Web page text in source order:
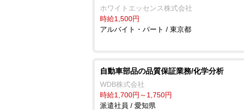
ホワイトエッセンス株式会社
時給1,500円
アルバイト・パート / 東京都
自動車部品の品質保証業務/化学分析
WDB株式会社
時給1,700円～1,750円
派遣社員 / 愛知県